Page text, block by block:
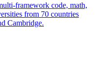
framework code, math,
from 70 countries
Cambridge.